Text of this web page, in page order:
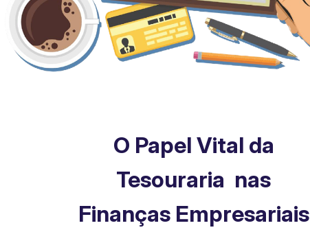
O Papel Vital da
Tesouraria nas
Finanças Empresariais